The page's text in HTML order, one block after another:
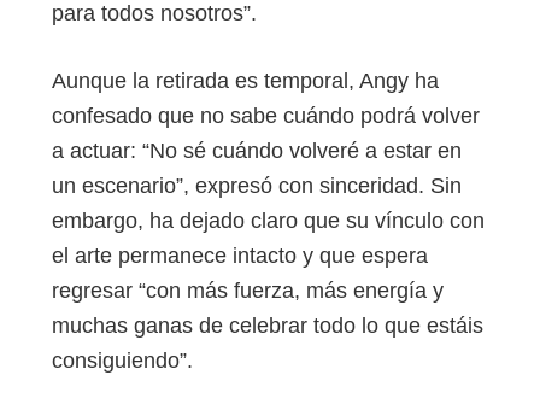
para todos nosotros”.
Aunque la retirada es temporal, Angy ha
confesado que no sabe cuándo podrá volver
a actuar: “No sé cuándo volveré a estar en
un escenario”, expresó con sinceridad. Sin
embargo, ha dejado claro que su vínculo con
el arte permanece intacto y que espera
regresar “con más fuerza, más energía y
muchas ganas de celebrar todo lo que estáis
consiguiendo”.